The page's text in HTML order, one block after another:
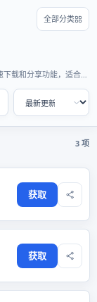
全部分类
载和分享功能，适合各
3 项
获取
获取